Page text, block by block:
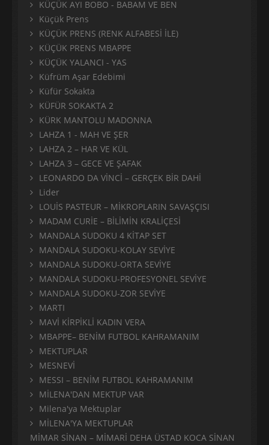
KÜÇÜK AYI BOBO - BABAM VE BEN
Küçük Prens
KÜÇÜK PRENS (RENK ALFABESİ İLE)
KÜÇÜK PRENS MBAPPE
KÜÇÜK YALANCI - YAS
Küfrüm Aşar Edebimi
Küfür Sokakta
KÜFÜR SOKAKTA 2
KÜRK MANTOLU MADONNA
LAHZA 1 - MAH VE ŞER
LAHZA 2 – HAR VE KÜL
LAHZA 3 – GECE VE ŞAFAK
LEONARDO DA VİNCİ – GERÇEK BİR DAHİ
Lider
LOUİS PASTEUR – MİKROPLARIN SAVAŞÇISI
MADAM CURİE – BİLİMİN KRALİÇESİ
MANDALA SUDOKU 4 KİTAP SET
MANDALA SUDOKU-KOLAY SEVİYE
MANDALA SUDOKU-ORTA SEVİYE
MANDALA SUDOKU-PROFESYONEL SEVİYE
MANDALA SUDOKU-ZOR SEVİYE
MARTI
MAVİ KİRPİKLİ KADIN VERA
MBAPPE– BENİM FUTBOL KAHRAMANIM
MEKTUPLAR
MESNEVİ
MESSI – BENİM FUTBOL KAHRAMANIM
MİLENA'DAN MEKTUP VAR
Milena'ya Mektuplar
MİLENA'YA MEKTUPLAR
MİMAR SİNAN – MİMARİ DEHA ÜSTAD KOCA SİNAN